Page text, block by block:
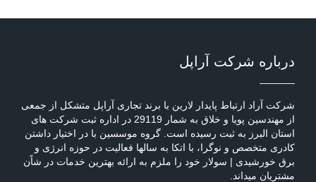
درباره شرکت آراپل
شرکت آراد ارتباط پایدار لارین با برند تجاری آراپل متشکل از جمعی
از مهندسین پویا و خلاق به شمار 29119 در اداره ثبت شرکت های
استان البرز به ثبت رسیده است. گروه موسسین با در اختیار داشتن
کادری متخصص و نوگرا، با اتکا به سالها فعالیت در حوزه انرژی و
برق خورشیدی | سولار خود را ملزم به ارائه بهترین خدمات در شاًن
مشتریان میداند.